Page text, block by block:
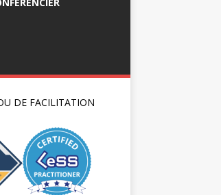
DE FACILITATION